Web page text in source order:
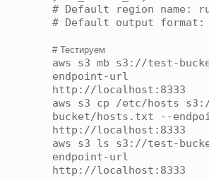
# Default region name:
# Default output format:
# Тестируем
aws s3 mb s3://test-
endpoint-url
http://localhost:8333
aws s3 cp /etc/hosts
bucket/hosts.txt --
http://localhost:8333
aws s3 ls s3://test-
endpoint-url
http://localhost:8333